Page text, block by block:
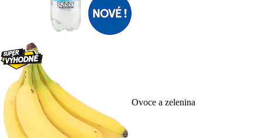
Ovoce a zelenina